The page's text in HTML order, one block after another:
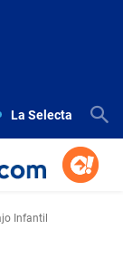
La Selecta
Infantil